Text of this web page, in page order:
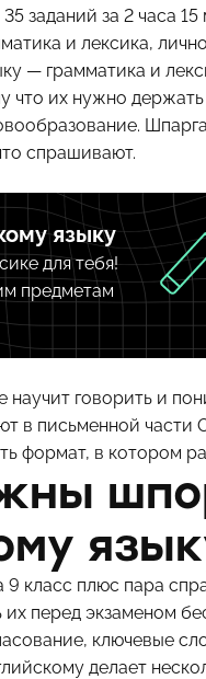
заданий за 2 часа
и лексика,
— грамматика и
их нужно
спрашивают.
языку
для тебя!
предметам
научит говорить и
в письменной
формат, в котором
9 класс плюс пара
их перед экзаменом
ключевые
делает